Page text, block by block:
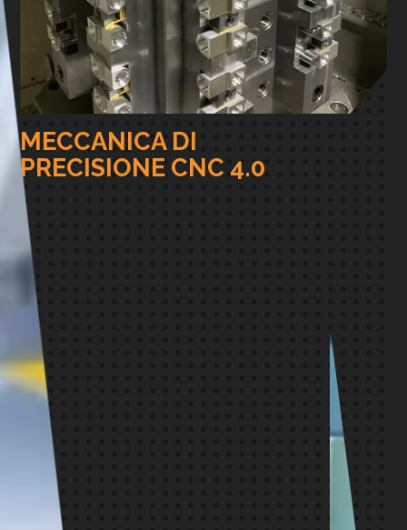
MECCANICA DI
PRECISIONE CNC 4.0